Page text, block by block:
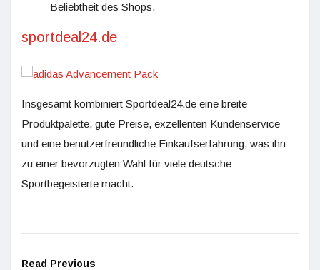
Beliebtheit des Shops​​.
sportdeal24.de
Insgesamt kombiniert Sportdeal24.de eine breite
Produktpalette, gute Preise, exzellenten Kundenservice
und eine benutzerfreundliche Einkaufserfahrung, was ihn
zu einer bevorzugten Wahl für viele deutsche
Sportbegeisterte macht.
Read Previous